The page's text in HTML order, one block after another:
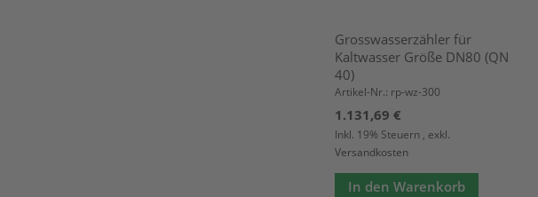
Grosswasserzähler für
Kaltwasser Größe DN80 (QN
40)
Artikel-Nr.: rp-wz-300
1.131,69 €
Inkl. 19% Steuern , exkl.
Versandkosten
In den Warenkorb